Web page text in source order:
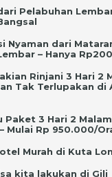
Pelabuhan
Nyaman dari
– Hanya
Rinjani 3 Hari 2
Tak Terlupakan di
Paket 3 Hari 2
Mulai Rp 950.000/
Murah di Kuta
kita lakukan di Gili